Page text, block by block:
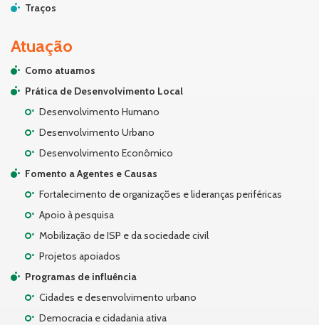
Traços
Atuação
Como atuamos
Prática de Desenvolvimento Local
Desenvolvimento Humano
Desenvolvimento Urbano
Desenvolvimento Econômico
Fomento a Agentes e Causas
Fortalecimento de organizações e lideranças periféricas
Apoio à pesquisa
Mobilização de ISP e da sociedade civil
Projetos apoiados
Programas de influência
Cidades e desenvolvimento urbano
Democracia e cidadania ativa